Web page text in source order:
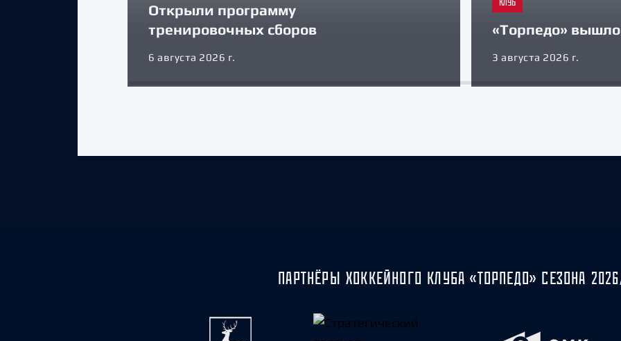
Открыли программу
тренировочных сборов
6 августа 2026 г.
«Торпедо» вышло
3 августа 2026 г.
ПАРТНЁРЫ ХОККЕЙНОГО КЛУБА «ТОРПЕДО» СЕЗОНА